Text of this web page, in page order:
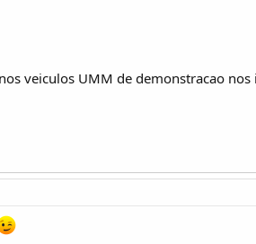
veiculos UMM de demonstracao